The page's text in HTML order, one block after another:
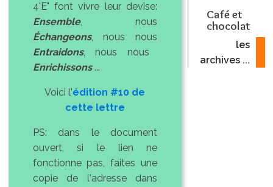
4'E" font vivre leur devise:
Ensemble, nous
Échangeons, nous nous
Entraidons, nous nous
Enrichissons...
Voici l'édition #10 de
cette lettre
PS: dans le document
ouvert, si le lien ne
fonctionne pas, faites une
copie de l'adresse dans
Café et
chocolat
les
archives ...